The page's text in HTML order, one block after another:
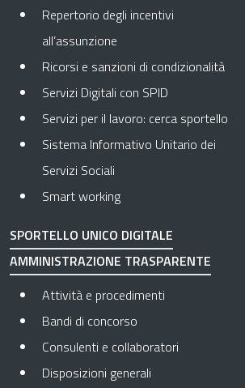
Repertorio degli incentivi
all’assunzione
Ricorsi e sanzioni di condizionalità
Servizi Digitali con SPID
Servizi per il lavoro: cerca sportello
Sistema Informativo Unitario dei
Servizi Sociali
Smart working
SPORTELLO UNICO DIGITALE
AMMINISTRAZIONE TRASPARENTE
Attività e procedimenti
Bandi di concorso
Consulenti e collaboratori
Disposizioni generali